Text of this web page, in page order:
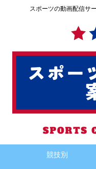
スポーツの動画配信サ
競技別